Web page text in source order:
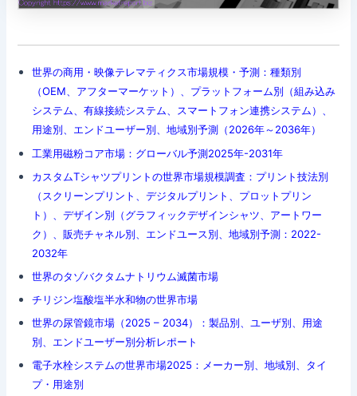
世界の商用・映像テレマティクス市場規模・予測：種類別
（OEM、アフターマーケット）、プラットフォーム別（組み込み
システム、有線接続システム、スマートフォン連携システム）、
用途別、エンドユーザー別、地域別予測（2026年～2036年）
工業用磁粉コア市場：グローバル予測2025年-2031年
カスタムTシャツプリントの世界市場規模調査：プリント技法別
（スクリーンプリント、デジタルプリント、プロットプリン
ト）、デザイン別（グラフィックデザインシャツ、アートワー
ク）、販売チャネル別、エンドユース別、地域別予測：2022-
2032年
世界のタゾバクタムナトリウム滅菌市場
チリジン塩酸塩半水和物の世界市場
世界の尿管鏡市場（2025 – 2034）：製品別、ユーザ別、用途
別、エンドユーザー別分析レポート
電子水栓システムの世界市場2025：メーカー別、地域別、タイ
プ・用途別